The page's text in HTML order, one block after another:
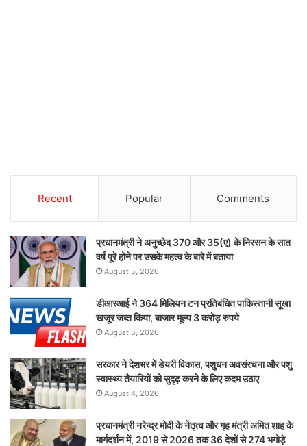
Recent Popular Comments
प्रधानमंत्री ने अनुच्छेद 370 और 35(ए) के निरसन के सात
वर्ष पूरे होने पर उसके महत्व के बारे में बताया
August 5, 2026
डीआरआई ने 364 मिलियन टन प्रतिबंधित पाकिस्तानी सूखा
खजूर जब्त किया, बाजार मूल्य 3 करोड़ रुपये
August 5, 2026
सरकार ने देशभर में डेयरी विकास, पशुधन अवसंरचना और पशु
स्वास्थ्य तैयारियों को सुदृढ़ करने के लिए कदम उठाए
August 4, 2026
प्रधानमंत्री नरेन्द्र मोदी के नेतृत्व और गृह मंत्री अमित शाह के
मार्गदर्शन में, 2019 से 2026 तक 36 देशों से 274 भगोड़े